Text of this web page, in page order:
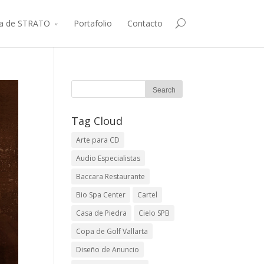
de STRATO Portafolio Contacto
Tag Cloud
Arte para CD
Audio Especialistas
Baccara Restaurante
Bio Spa Center
Cartel
Casa de Piedra
Cielo SPB
Copa de Golf Vallarta
Diseño de Anuncio